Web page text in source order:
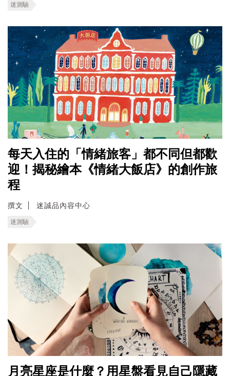
迷測驗
每天入住的「情緒旅客」都不同但都歡
迎！揭秘繪本《情緒大飯店》的創作旅
程
撰文 迷誠品內容中心
迷測驗
月亮星座是什麼？用星盤看見自己隱藏